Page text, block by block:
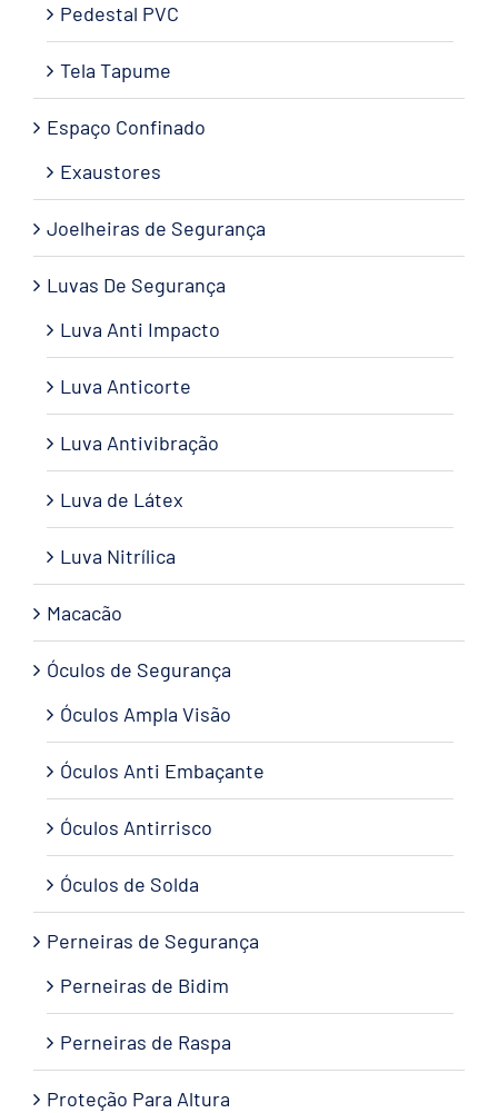
Pedestal PVC
Tela Tapume
Espaço Confinado
Exaustores
Joelheiras de Segurança
Luvas De Segurança
Luva Anti Impacto
Luva Anticorte
Luva Antivibração
Luva de Látex
Luva Nitrílica
Macacão
Óculos de Segurança
Óculos Ampla Visão
Óculos Anti Embaçante
Óculos Antirrisco
Óculos de Solda
Perneiras de Segurança
Perneiras de Bidim
Perneiras de Raspa
Proteção Para Altura